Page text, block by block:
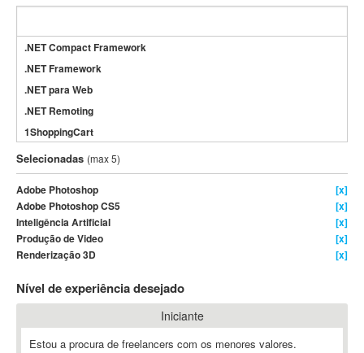
.NET Compact Framework
.NET Framework
.NET para Web
.NET Remoting
1ShoppingCart
3DS Max
3GSM
4D Dimension
802.11
A&P
A-GPS
A2Billing
AAUS Scientific Diver
ABAP
Selecionadas (max 5)
Adobe Photoshop
[x]
Adobe Photoshop CS5
[x]
Inteligência Artificial
[x]
Produção de Video
[x]
Renderização 3D
[x]
Nível de experiência desejado
Iniciante
Estou a procura de freelancers com os menores valores.